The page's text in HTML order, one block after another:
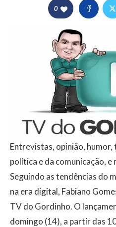
0
Entrevistas, opinião,
política e da comunicação,
Seguindo as tendências do
na era digital, Fabiano
TV do Gordinho. O
domingo (14), a partir das